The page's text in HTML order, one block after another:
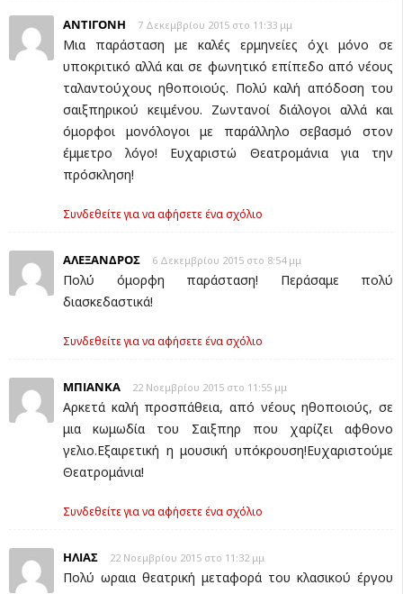
ΑΝΤΙΓΟΝΗ 7 Δεκεμβρίου 2015 στο 11:33 μμ
Μια παράσταση με καλές ερμηνείες όχι μόνο σε
υποκριτικό αλλά και σε φωνητικό επίπεδο από νέους
ταλαντούχους ηθοποιούς. Πολύ καλή απόδοση του
σαιξπηρικού κειμένου. Ζωντανοί διάλογοι αλλά και
όμορφοι μονόλογοι με παράλληλο σεβασμό στον
έμμετρο λόγο! Ευχαριστώ Θεατρομάνια για την
πρόσκληση!
Συνδεθείτε για να αφήσετε ένα σχόλιο
ΑΛΕΞΑΝΔΡΟΣ 6 Δεκεμβρίου 2015 στο 8:54 μμ
Πολύ όμορφη παράσταση! Περάσαμε πολύ
διασκεδαστικά!
Συνδεθείτε για να αφήσετε ένα σχόλιο
ΜΠΙΑΝΚΑ 22 Νοεμβρίου 2015 στο 11:55 μμ
Αρκετά καλή προσπάθεια, από νέους ηθοποιούς, σε
μια κωμωδία του Σαιξπηρ που χαρίζει αφθονο
γελιο.Εξαιρετική η μουσική υπόκρουση!Ευχαριστούμε
Θεατρομάνια!
Συνδεθείτε για να αφήσετε ένα σχόλιο
ΗΛΙΑΣ 22 Νοεμβρίου 2015 στο 11:32 μμ
Πολύ ωραια θεατρική μεταφορά του κλασικού έργου